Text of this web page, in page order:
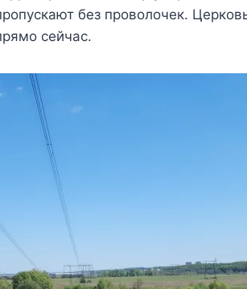
без проволочек.
сейчас.